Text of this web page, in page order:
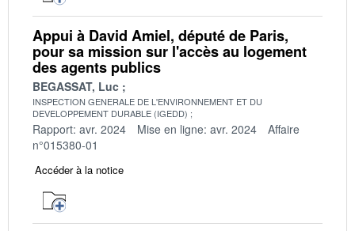
Appui à David Amiel, député de Paris,
pour sa mission sur l'accès au logement
des agents publics
BEGASSAT, Luc
INSPECTION GENERALE DE L'ENVIRONNEMENT ET DU
DEVELOPPEMENT DURABLE (IGEDD)
Rapport: avr. 2024 Mise en ligne: avr. 2024
Affaire
n°015380-01
Accéder à la notice